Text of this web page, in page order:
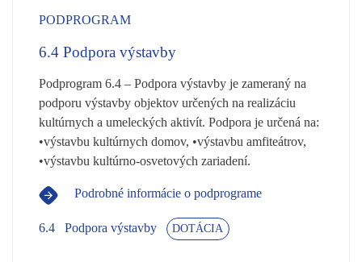
PODPROGRAM
6.4 Podpora výstavby
Podprogram 6.4 – Podpora výstavby je zameraný na
podporu výstavby objektov určených na realizáciu
kultúrnych a umeleckých aktivít. Podpora je určená na:
•výstavbu kultúrnych domov, •výstavbu amfiteátrov,
•výstavbu kultúrno-osvetových zariadení.
Podrobné informácie o podprograme
6.4 Podpora výstavby DOTÁCIA